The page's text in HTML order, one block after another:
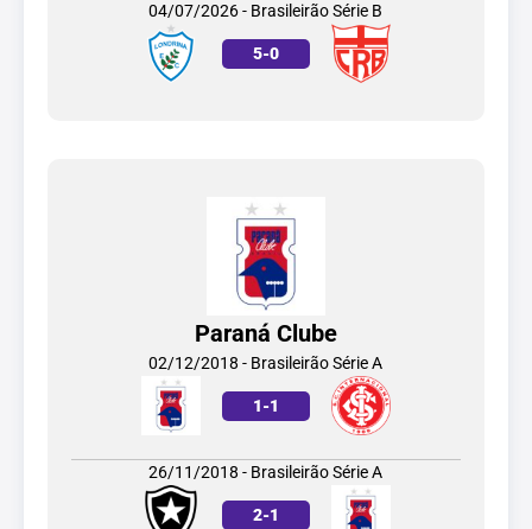
04/07/2026 - Brasileirão Série B
5-0
Paraná Clube
02/12/2018 - Brasileirão Série A
1-1
26/11/2018 - Brasileirão Série A
2-1